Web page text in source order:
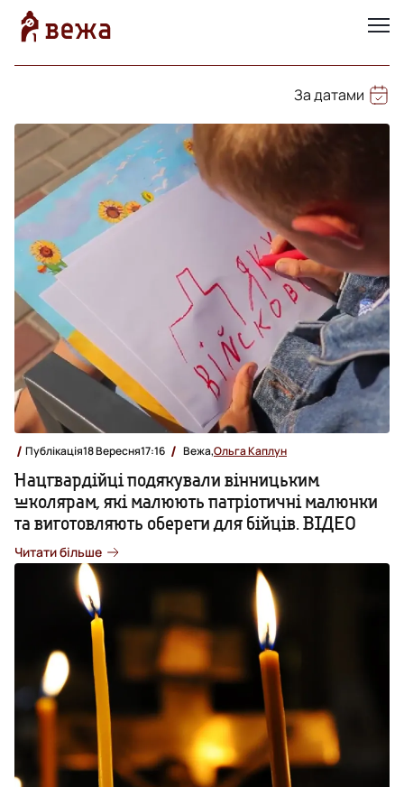
За датами
Публікація18 Вересня17:16 Вежа,Ольга Каплун
Нацгвардійці подякували вінницьким
школярам, які малюють патріотичні малюнки
та виготовляють обереги для бійців. ВІДЕО
Читати більше